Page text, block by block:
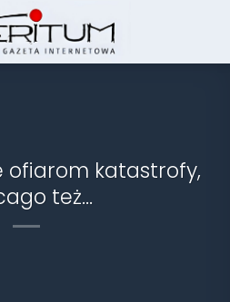
ofiarom katastrofy,
też…